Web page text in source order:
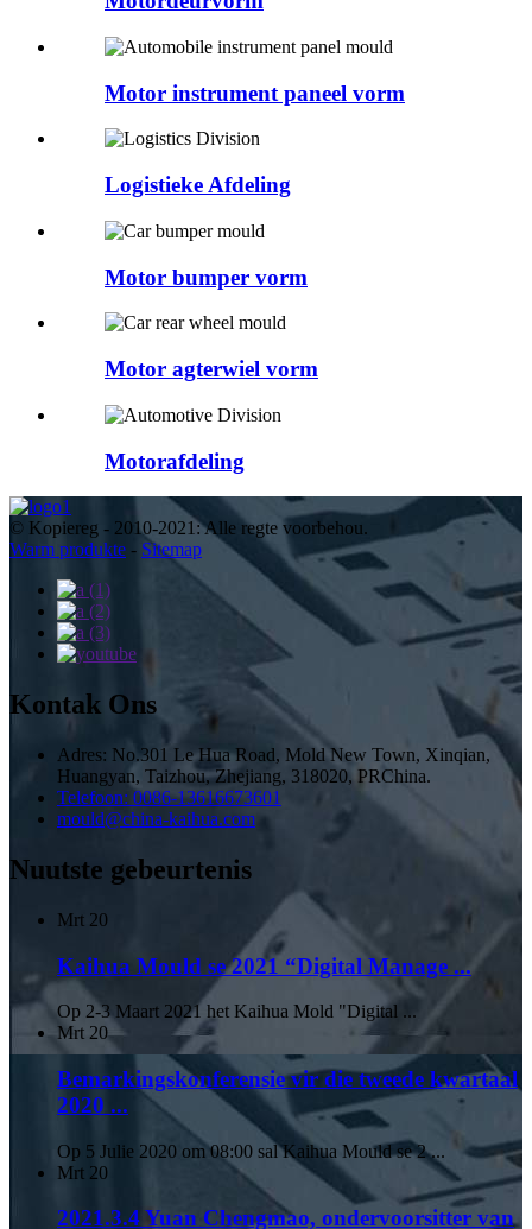
Motor instrument paneel vorm
Logistieke Afdeling
Motor bumper vorm
Motor agterwiel vorm
Motorafdeling
© Kopiereg - 2010-2021: Alle regte voorbehou.
Warm produkte - Sitemap
Kontak Ons
Adres: No.301 Le Hua Road, Mold New Town, Xinqian,
Huangyan, Taizhou, Zhejiang, 318020, PRChina.
Telefoon: 0086-13616673601
mould@china-kaihua.com
Nuutste gebeurtenis
Mrt 20
Kaihua Mould se 2021 “Digital Manage ...
Op 2-3 Maart 2021 het Kaihua Mold "Digital ...
Mrt 20
Bemarkingskonferensie vir die tweede kwartaal
2020 ...
Op 5 Julie 2020 om 08:00 sal Kaihua Mould se 2 ...
Mrt 20
2021.3.4 Yuan Chengmao, ondervoorsitter van